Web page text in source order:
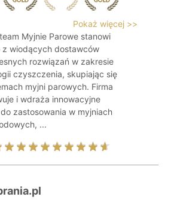
Pokaż więcej >>
Myjnie Parowe stanowi
z wiodących dostawców
rozwiązań w zakresie
czyszczenia, skupiając się
myjni parowych. Firma
i wdraża innowacyjne
zastosowania w myjniach
...